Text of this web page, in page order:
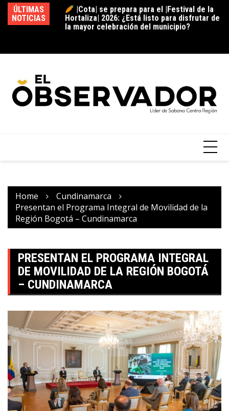
ÚLTIMAS
NOTICIAS
|Tocancipá| abre convocatoria para las
“Cápsulas Cocina & Sazón” del XI |Festival
Gastronómico| 2026: ¿Se anima a compartir
Home
Cundinamarca
Presentan el Programa Integral de Movilidad de la
Región Bogotá – Cundinamarca
PRESENTAN EL PROGRAMA INTEGRAL
DE MOVILIDAD DE LA REGIÓN BOGOTÁ
– CUNDINAMARCA